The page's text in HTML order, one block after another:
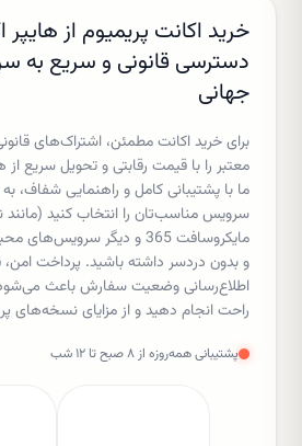
خرید اکانت پریمیوم از
دسترسی قانونی و سریع به
جهانی
برای خرید اکانت مطمئن، اشتراک‌های
معتبر را با قیمت رقابتی و تحویل سریع از
ما با پشتیبانی کامل و راهنمایی شفاف،
سرویس مناسب‌تان را انتخاب کنید (مانند
مایکروسافت 365 و دیگر
و بدون دردسر داشته باشید. پرداخت
اطلاع‌رسانی وضعیت سفارش باعث می‌شود
راحت انجام دهید و از مزایای نسخه‌های
پشتیبانی همه‌روزه از ۸ صبح تا ۱۲ شب